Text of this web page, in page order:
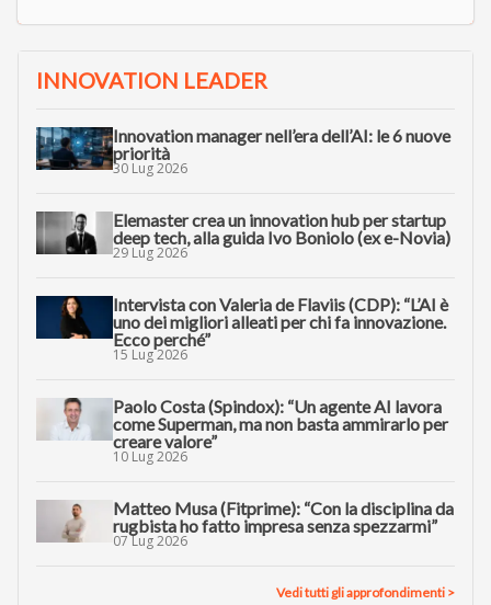
INNOVATION LEADER
Innovation manager nell’era dell’AI: le 6 nuove
priorità
30 Lug 2026
Elemaster crea un innovation hub per startup
deep tech, alla guida Ivo Boniolo (ex e-Novia)
29 Lug 2026
Intervista con Valeria de Flaviis (CDP): “L’AI è
uno dei migliori alleati per chi fa innovazione.
Ecco perché”
15 Lug 2026
Paolo Costa (Spindox): “Un agente AI lavora
come Superman, ma non basta ammirarlo per
creare valore”
10 Lug 2026
Matteo Musa (Fitprime): “Con la disciplina da
rugbista ho fatto impresa senza spezzarmi”
07 Lug 2026
Vedi tutti gli approfondimenti >